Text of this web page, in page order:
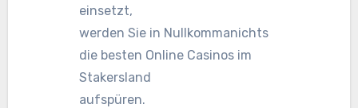
einsetzt,
werden Sie in Nullkommanichts
die besten Online Casinos im
Stakersland
aufspüren.